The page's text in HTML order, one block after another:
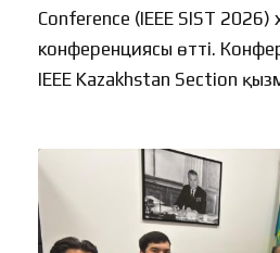
Conference (IEEE SIST
конференциясы өтті.
IEEE Kazakhstan Section